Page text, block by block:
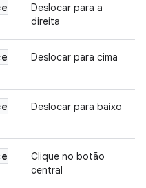
Deslocar para a
direita
Deslocar para cima
Deslocar para baixo
Clique no botão
central